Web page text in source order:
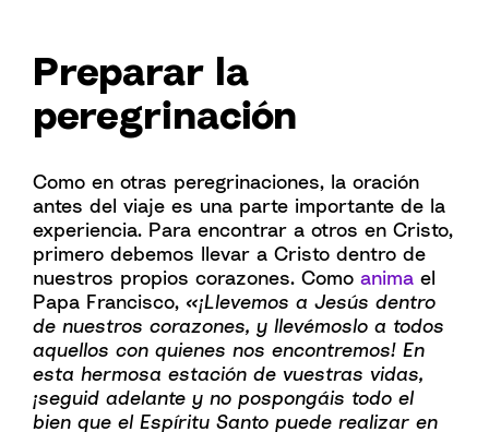
Preparar la
peregrinación
Como en otras peregrinaciones, la oración
antes del viaje es una parte importante de la
experiencia. Para encontrar a otros en Cristo,
primero debemos llevar a Cristo dentro de
nuestros propios corazones. Como anima el
Papa Francisco, «¡Llevemos a Jesús dentro
de nuestros corazones, y llevémoslo a todos
aquellos con quienes nos encontremos! En
esta hermosa estación de vuestras vidas,
¡seguid adelante y no pospongáis todo el
bien que el Espíritu Santo puede realizar en